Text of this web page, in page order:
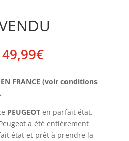
€Plage
de
prix :
140,00€
149,99€
FRANCE (voir conditions
PEUGEOT en parfait état.
a été entièrement
état et prêt à prendre la